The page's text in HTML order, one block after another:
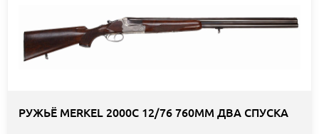
РУЖЬЁ MERKEL 2000C 12/76 760ММ ДВА СПУСКА